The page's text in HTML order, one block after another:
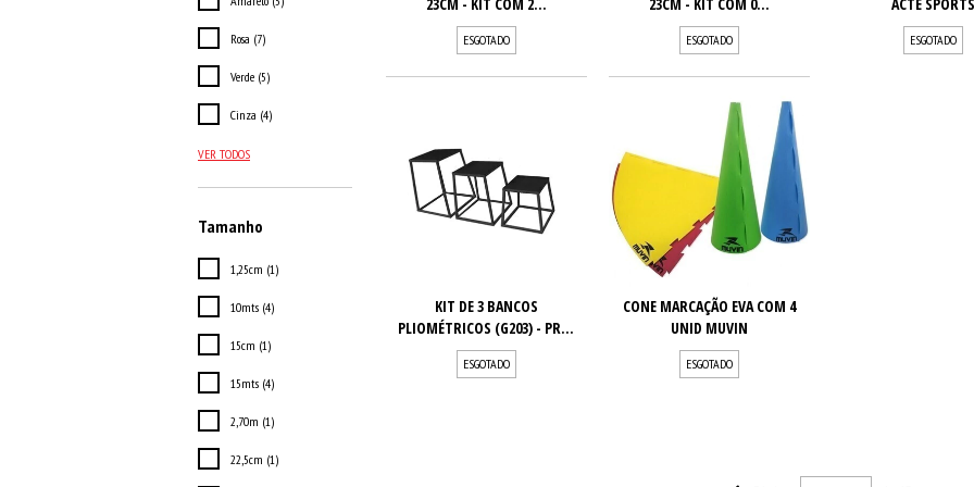
Rosa (7)
Verde (5)
Cinza (4)
VER TODOS
Tamanho
1,25cm (1)
10mts (4)
15cm (1)
15mts (4)
2,70m (1)
22,5cm (1)
23CM - KIT COM 2...
ESGOTADO
23CM - KIT COM 0...
ESGOTADO
ACTE SPORTS
ESGOTADO
KIT DE 3 BANCOS
PLIOMÉTRICOS (G203) - PR...
ESGOTADO
CONE MARCAÇÃO EVA COM 4
UNID MUVIN
ESGOTADO